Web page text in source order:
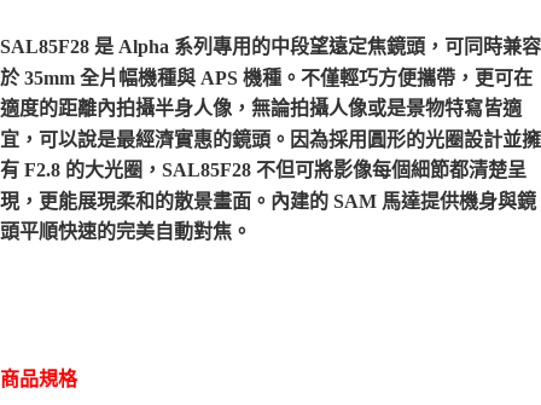
SAL85F28 是 Alpha 系列專用的中段望遠定焦鏡頭，可同時兼容
於 35mm 全片幅機種與 APS 機種。不僅輕巧方便攜帶，更可在
適度的距離內拍攝半身人像，無論拍攝人像或是景物特寫皆適
宜，可以說是最經濟實惠的鏡頭。因為採用圓形的光圈設計並擁
有 F2.8 的大光圈，SAL85F28 不但可將影像每個細節都清楚呈
現，更能展現柔和的散景畫面。內建的 SAM 馬達提供機身與鏡
頭平順快速的完美自動對焦。
商品規格